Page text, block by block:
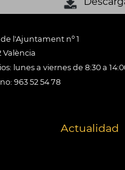
l'Ajuntament nº 1
València
lunes a viernes de 8:30 a
963 52 54 78
Actualidad